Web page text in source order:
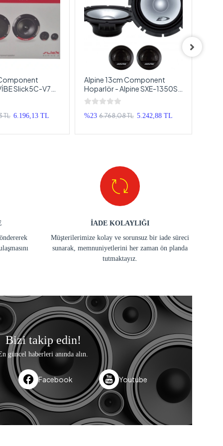
Slick5C-V7
TL 6.196,13 TL
Alpine 13cm Component
Hoparlör - Alpine SXE-1350S
13cm Mid Takımı - Alpine
Komponent Hoparlör Seti
%23 6.768,08 TL 5.242,88 TL
İADE KOLAYLIĞI
Müşterilerimize kolay ve sorunsuz bir iade süreci
sunarak, memnuniyetlerini her zaman ön planda
tutmaktayız.
Bizi takip edin!
güncel haberleri anında alın.
Facebook Youtube